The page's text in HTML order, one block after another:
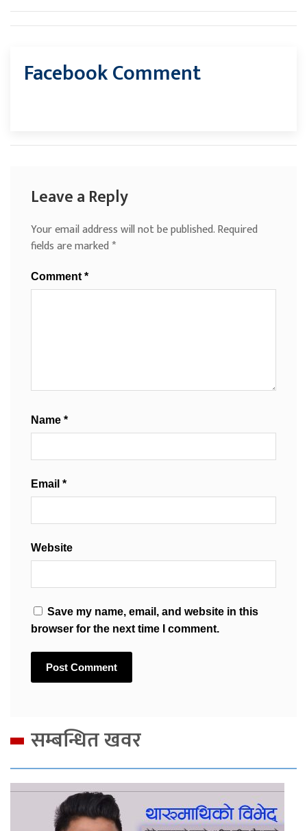
Facebook Comment
Leave a Reply
Your email address will not be published.Required
fields are marked*
Comment *
Name *
Email *
Website
Save my name, email, and website in this
browser for the next time I comment.
सम्बन्धित खवर